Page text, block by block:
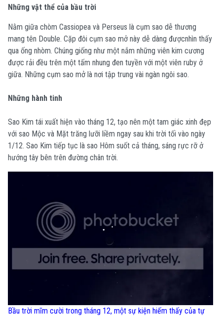
Những vật thể của bầu trời
Nằm giữa chòm Cassiopea và Perseus là cụm sao dễ thương
mang tên Double. Cặp đôi cụm sao mở này dễ dàng đượcnhìn thấy
qua ống nhòm. Chúng giống như một nắm những viên kim cương
được rải đều trên một tấm nhung đen tuyền với một viên ruby ở
giữa. Những cụm sao mở là nơi tập trung vài ngàn ngôi sao.
Những hành tinh
Sao Kim tái xuất hiện vào tháng 12, tạo nên một tam giác xinh đẹp
với sao Mộc và Mặt trăng lưỡi liềm ngay sau khi trời tối vào ngày
1/12. Sao Kim tiếp tục là sao Hôm suốt cả tháng, sáng rực rỡ ở
hướng tây bên trên đường chân trời.
Bầu trời mĩm cười trong tháng 12, một sự kiện hiếm thấy của tự